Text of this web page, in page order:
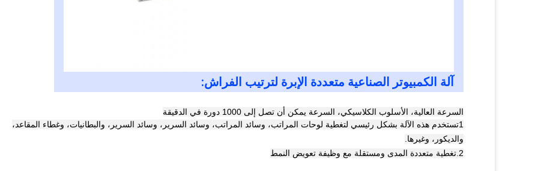
آلة الكمبيوتر الصناعية متعددة الإبرة لترتيب الفراش:
السرعة العالية، الأسلوب الكلاسيكي، السرعة يمكن أن تصل إلى 1000 دورة في الدقيقة
1تستخدم هذه الآلة بشكل رئيسي لتغطية لوحات المراتب، وسائد المراتب، وسائد السرير، وسائد السرير، والبطانيات، وغطاء المقاعد،
والديكور، وغيرها.
2.تغطية متعددة المدى ومستقلة مع وظيفة تعويض النمط